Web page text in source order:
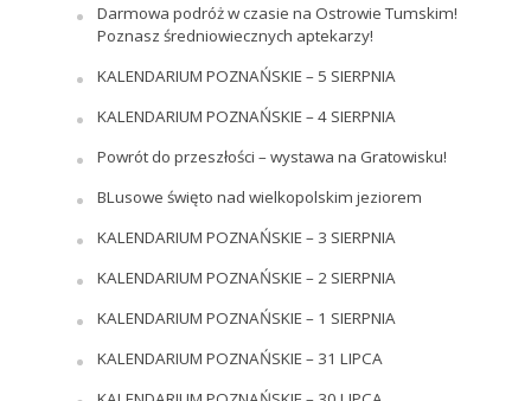
Darmowa podróż w czasie na Ostrowie Tumskim!
Poznasz średniowiecznych aptekarzy!
KALENDARIUM POZNAŃSKIE – 5 SIERPNIA
KALENDARIUM POZNAŃSKIE – 4 SIERPNIA
Powrót do przeszłości – wystawa na Gratowisku!
BLusowe święto nad wielkopolskim jeziorem
KALENDARIUM POZNAŃSKIE – 3 SIERPNIA
KALENDARIUM POZNAŃSKIE – 2 SIERPNIA
KALENDARIUM POZNAŃSKIE – 1 SIERPNIA
KALENDARIUM POZNAŃSKIE – 31 LIPCA